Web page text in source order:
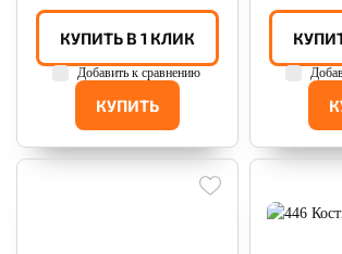
КУПИТЬ
КУПИТЬ В 1 КЛИК
Добавить к сравнению